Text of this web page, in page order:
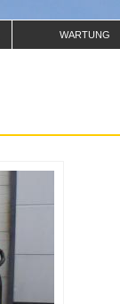
WARTUNG